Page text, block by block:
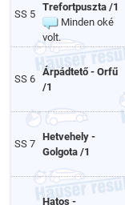
SS 5
Trefortpuszta /1
Minden oké
volt.
SS 6
Árpádtető - Orfű
/1
SS 7
Hetvehely -
Golgota /1
Hatos -